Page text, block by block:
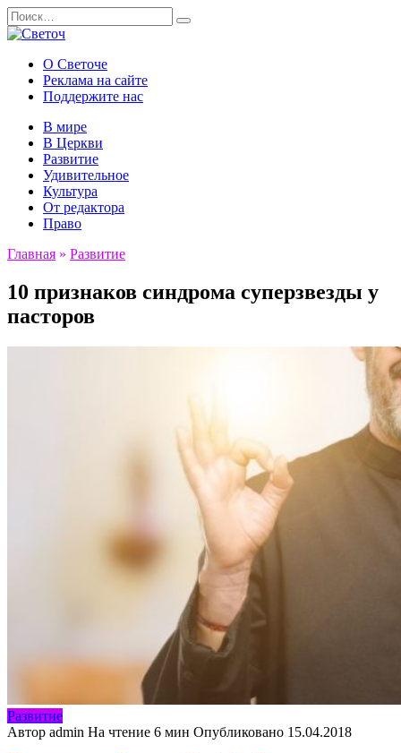
Перейти
к
Search
for:
О Светоче
Реклама на сайте
Поддержите нас
В мире
В Церкви
Развитие
Удивительное
Культура
От редактора
Право
Главная » Развитие
10 признаков синдрома суперзвезды у
пасторов
Развитие
Автор admin На чтение 6 мин Опубликовано 15.04.2018